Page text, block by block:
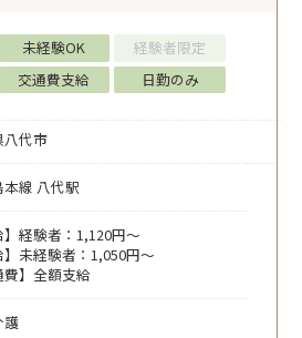
未経験OK
経験者限定
交通費支給 日勤のみ
八代市
線 八代駅
】経験者：1,120円～
】未経験者：1,050円～
費】全額支給
護